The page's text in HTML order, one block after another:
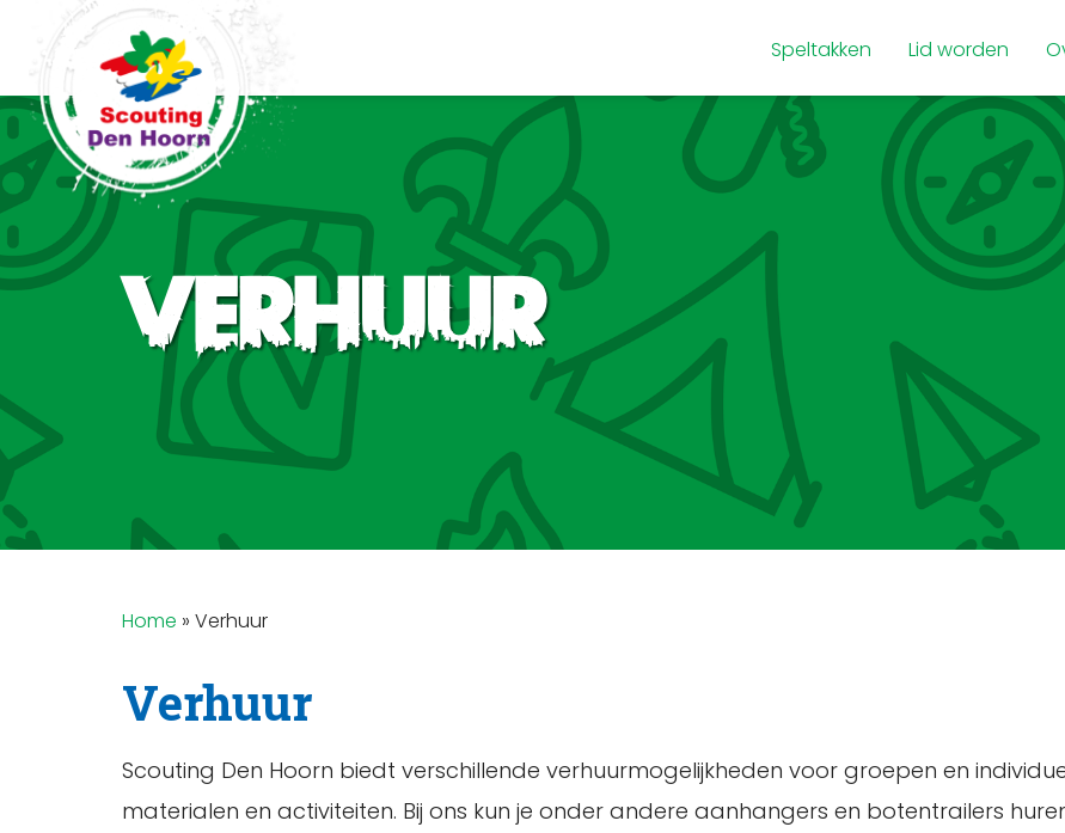
Speltakken Lid worden
Verhuur
Home » Verhuur
Verhuur
Scouting Den Hoorn biedt verschillende verhuurmogelijkheden voor groepen en
materialen en activiteiten. Bij ons kun je onder andere aanhangers en botentrailers